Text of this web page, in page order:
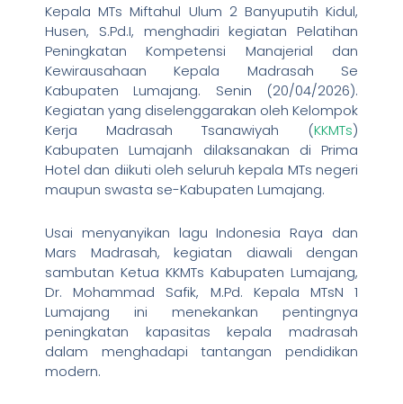
Kepala MTs Miftahul Ulum 2 Banyuputih Kidul,
Husen, S.Pd.I, menghadiri kegiatan Pelatihan
Peningkatan Kompetensi Manajerial dan
Kewirausahaan Kepala Madrasah Se
Kabupaten Lumajang. Senin (20/04/2026).
Kegiatan yang diselenggarakan oleh Kelompok
Kerja Madrasah Tsanawiyah (KKMTs)
Kabupaten Lumajanh dilaksanakan di Prima
Hotel dan diikuti oleh seluruh kepala MTs negeri
maupun swasta se-Kabupaten Lumajang.
Usai menyanyikan lagu Indonesia Raya dan
Mars Madrasah, kegiatan diawali dengan
sambutan Ketua KKMTs Kabupaten Lumajang,
Dr. Mohammad Safik, M.Pd. Kepala MTsN 1
Lumajang ini menekankan pentingnya
peningkatan kapasitas kepala madrasah
dalam menghadapi tantangan pendidikan
modern.